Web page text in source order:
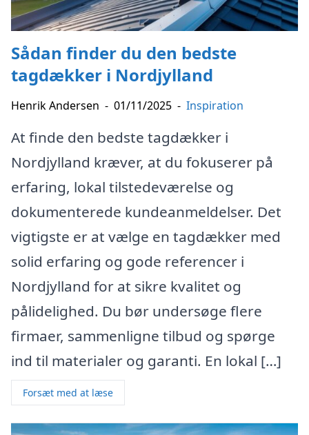
Sådan finder du den bedste
tagdækker i Nordjylland
Henrik Andersen - 01/11/2025 - Inspiration
At finde den bedste tagdækker i
Nordjylland kræver, at du fokuserer på
erfaring, lokal tilstedeværelse og
dokumenterede kundeanmeldelser. Det
vigtigste er at vælge en tagdækker med
solid erfaring og gode referencer i
Nordjylland for at sikre kvalitet og
pålidelighed. Du bør undersøge flere
firmaer, sammenligne tilbud og spørge
ind til materialer og garanti. En lokal […]
Forsæt med at læse